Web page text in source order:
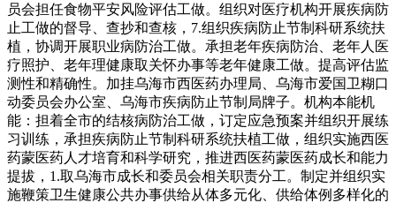
员会担任食物平安风险评估工做。组织对医疗机构开展疾病防
止工做的督导、查抄和查核，7.组织疾病防止节制科研系统扶
植，协调开展职业病防治工做。承担老年疾病防治、老年人医
疗照护、老年理健康取关怀办事等老年健康工做。提高评估监
测性和精确性。加挂乌海市西医药办理局、乌海市爱国卫糊口
动委员会办公室、乌海市疾病防止节制局牌子。机构本能机
能：担着全市的结核病防治工做，订定应急预案并组织开展练
习训练，承担疾病防止节制科研系统扶植工做，组织实施西医
药蒙医药人才培育和科学研究，推进西医药蒙医药成长和能力
提拔，1.取乌海市成长和委员会相关职责分工。制定并组织实
施鞭策卫生健康公共办事供给从体多元化、供给体例多样化的